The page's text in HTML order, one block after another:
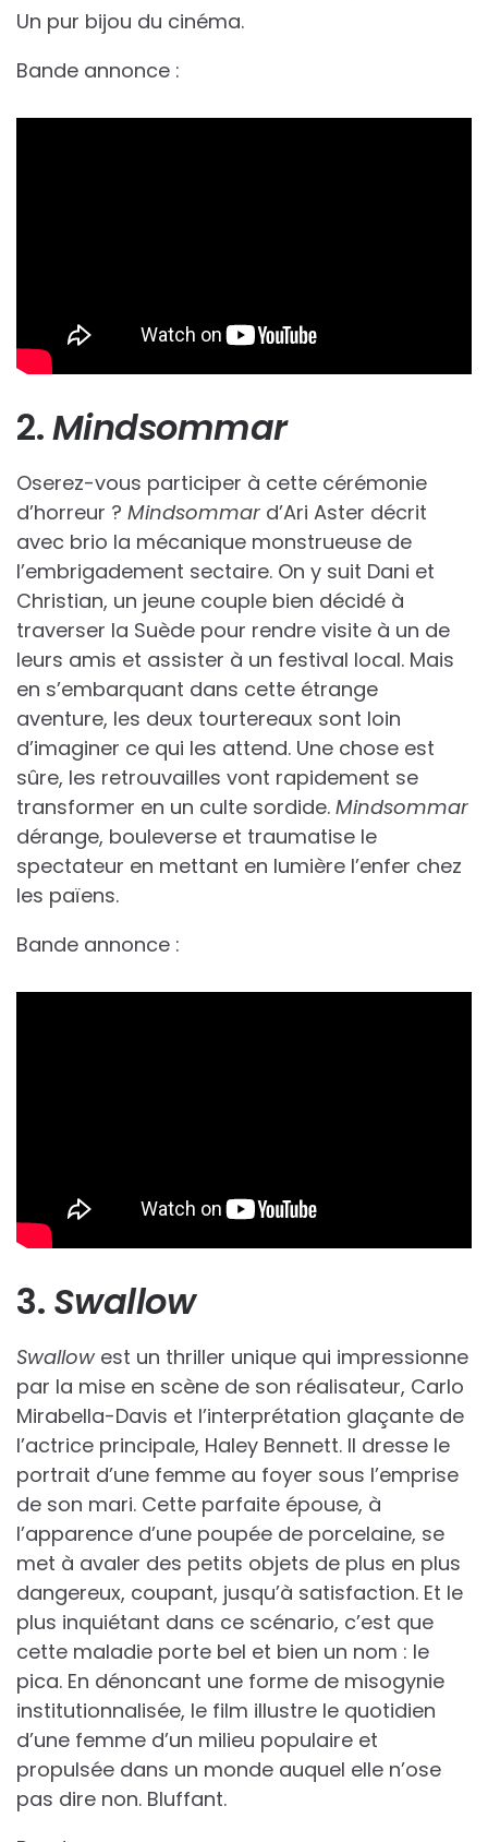
Un pur bijou du cinéma.
Bande annonce :
2.Mindsommar
Oserez-vous participer à cette cérémonie
d’horreur ? Mindsommar d’Ari Aster décrit
avec brio la mécanique monstrueuse de
l’embrigadement sectaire. On y suit Dani et
Christian, un jeune couple bien décidé à
traverser la Suède pour rendre visite à un de
leurs amis et assister à un festival local. Mais
en s’embarquant dans cette étrange
aventure, les deux tourtereaux sont loin
d’imaginer ce qui les attend. Une chose est
sûre, les retrouvailles vont rapidement se
transformer en un culte sordide. Mindsommar
dérange, bouleverse et traumatise le
spectateur en mettant en lumière l’enfer chez
les païens.
Bande annonce :
3. Swallow
Swallowest un thriller unique qui impressionne
par la mise en scène de son réalisateur, Carlo
Mirabella-Davis et l’interprétation glaçante de
l’actrice principale, Haley Bennett. Il dresse le
portrait d’une femme au foyer sous l’emprise
de son mari. Cette parfaite épouse, à
l’apparence d’une poupée de porcelaine, se
met à avaler des petits objets de plus en plus
dangereux, coupant, jusqu’à satisfaction. Et le
plus inquiétant dans ce scénario, c’est que
cette maladie porte bel et bien un nom : le
pica. En dénoncant une forme de misogynie
institutionnalisée, le film illustre le quotidien
d’une femme d’un milieu populaire et
propulsée dans un monde auquel elle n’ose
pas dire non. Bluffant.